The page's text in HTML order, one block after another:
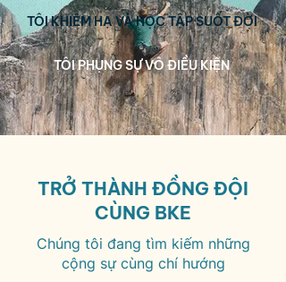
TÔI KHIÊM HẠ VÀ HỌC TẬP SUỐT ĐỜI
TÔI PHỤNG SỰ VÔ ĐIỀU KIỆN
TRỞ THÀNH ĐỒNG ĐỘI
CÙNG BKE
Chúng tôi đang tìm kiếm những
cộng sự cùng chí hướng